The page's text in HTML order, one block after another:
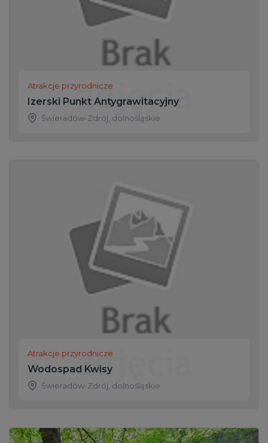
Atrakcje przyrodnicze
Izerski Punkt Antygrawitacyjny
Świeradów-Zdrój dolnośląskie
Atrakcje przyrodnicze
Wodospad Kwisy
Świeradów-Zdrój dolnośląskie